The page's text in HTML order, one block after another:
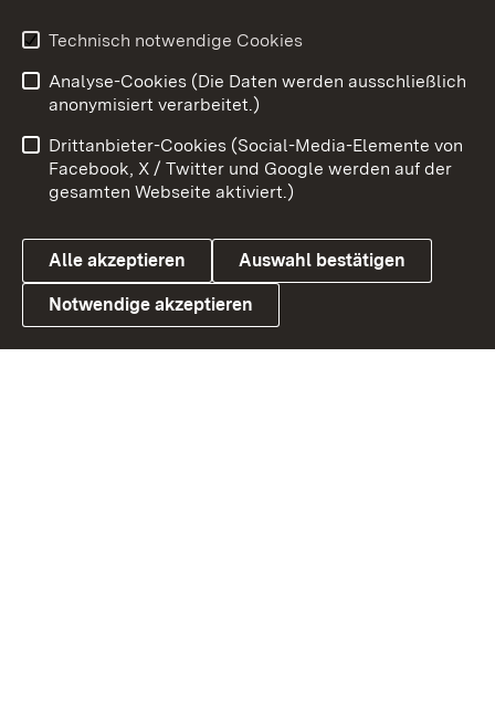
Youtube
Link zum Landesportal
Benutzungshinweise
Barrierefreiheit
Datenschutz
Cookies
Technisch notwendige Cookies
Analyse-Cookies (Die Daten werden ausschließlich
anonymisiert verarbeitet.)
Drittanbieter-Cookies (Social-Media-Elemente von
Facebook, X / Twitter und Google werden auf der
gesamten Webseite aktiviert.)
Alle akzeptieren Auswahl bestätigen
Notwendige akzeptieren